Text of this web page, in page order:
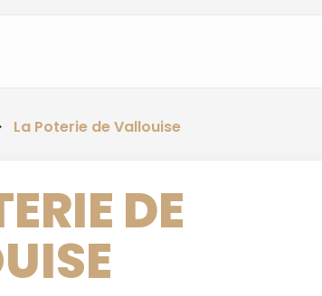
La Poterie de Vallouise
DE